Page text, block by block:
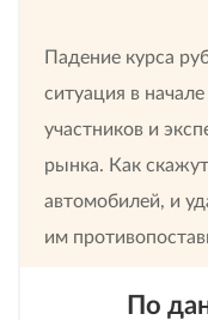
Падение курса
ситуация в
участников и
рынка. Как
автомобилей, и
им
По